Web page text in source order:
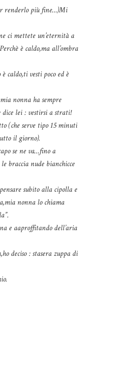
renderlo più fine…)Mi
ci mettete un’eternità a
è caldo,ma all’ombra
caldo,ti vesti poco ed è
nonna ha sempre
dice lei : vestirsi a strati!
(che serve tipo 15 minuti
il giorno).
se ne va…fino a
braccia nude bianchicce
subito alla cipolla e
nonna lo chiama
e aaproffitando dell’aria
deciso : stasera zuppa di